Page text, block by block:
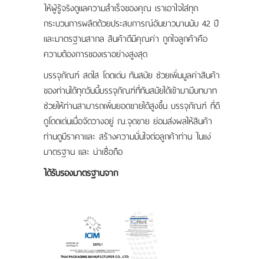
ให้ผู้รู้จริงดูแลความสำเร็จของคุณ เราเอาใจใส่ทุก
กระบวนการผลิตด้วยประสบการณ์อันยาวนานนับ 42 ปี
และมาตรฐานสากล สินค้าดีมีคุณค่า ถูกใจลูกค้าคือ
ความต้องการของเราอย่างสูงสุด
บรรจุภัณฑ์ สดใส โดดเด่น ทันสมัย ช่วยเพิ่มมูลค่าสินค้า
ของท่านได้ทุกวันนี้บรรจุภัณฑ์ที่ทันสมัยได้เข้ามามีบทบาท
ช่วยให้ท่านสามารถเพิ่มยอดขายได้สูงขึ้น บรรจุภัณฑ์ ที่ดี
ดูโดดเด่นเมื่อจัดวางอยู่ ณ.จุดขาย ย่อมส่งผลให้สินค้า
ท่านดูมีราคาและ สร้างความมั่นใจต่อลูกค้าท่าน ในแง่
มาตรฐาน และ น่าเชื่อถือ
ได้รับรองมาตรฐานจาก